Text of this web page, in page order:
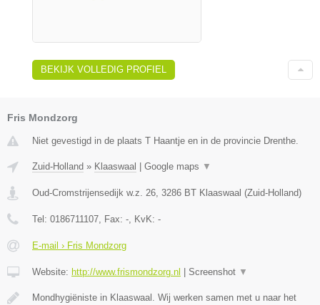
BEKIJK VOLLEDIG PROFIEL
Fris Mondzorg
Niet gevestigd in de plaats T Haantje en in de provincie Drenthe.
Zuid-Holland » Klaaswaal Google maps ▼
Oud-Cromstrijensedijk w.z. 26, 3286 BT Klaaswaal (Zuid-Holland)
Tel: 0186711107, Fax: -, KvK: -
E-mail › Fris Mondzorg
Website: http://www.frismondzorg.nl Screenshot ▼
Mondhygiëniste in Klaaswaal. Wij werken samen met u naar het